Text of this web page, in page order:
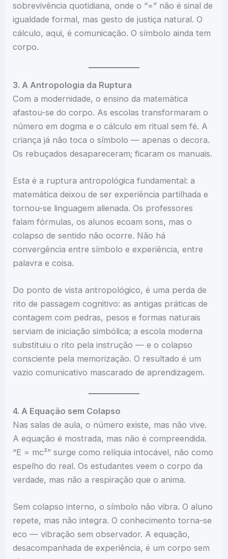
sobrevivência quotidiana, onde o “=” não é sinal de
igualdade formal, mas gesto de justiça natural. O
cálculo, aqui, é comunicação. O símbolo ainda tem
corpo.
3. A Antropologia da Ruptura
Com a modernidade, o ensino da matemática
afastou-se do corpo. As escolas transformaram o
número em dogma e o cálculo em ritual sem fé. A
criança já não toca o símbolo — apenas o decora.
Os rebuçados desapareceram; ficaram os manuais.
Esta é a ruptura antropológica fundamental: a
matemática deixou de ser experiência partilhada e
tornou-se linguagem alienada. Os professores
falam fórmulas, os alunos ecoam sons, mas o
colapso de sentido não ocorre. Não há
convergência entre símbolo e experiência, entre
palavra e coisa.
Do ponto de vista antropológico, é uma perda de
rito de passagem cognitivo: as antigas práticas de
contagem com pedras, pesos e formas naturais
serviam de iniciação simbólica; a escola moderna
substituiu o rito pela instrução — e o colapso
consciente pela memorização. O resultado é um
vazio comunicativo mascarado de aprendizagem.
4. A Equação sem Colapso
Nas salas de aula, o número existe, mas não vive.
A equação é mostrada, mas não é compreendida.
“E = mc²” surge como relíquia intocável, não como
espelho do real. Os estudantes veem o corpo da
verdade, mas não a respiração que o anima.
Sem colapso interno, o símbolo não vibra. O aluno
repete, mas não integra. O conhecimento torna-se
eco — vibração sem observador. A equação,
desacompanhada de experiência, é um corpo sem